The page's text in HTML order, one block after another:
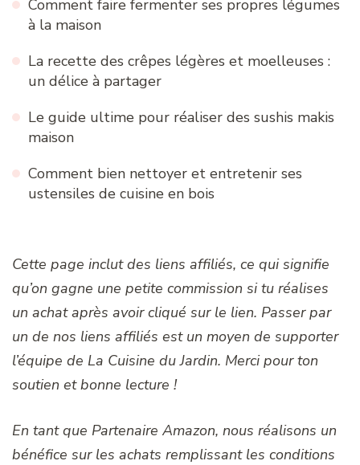
Comment faire fermenter ses propres légumes
à la maison
La recette des crêpes légères et moelleuses :
un délice à partager
Le guide ultime pour réaliser des sushis makis
maison
Comment bien nettoyer et entretenir ses
ustensiles de cuisine en bois
Cette page inclut des liens affiliés, ce qui signifie
qu’on gagne une petite commission si tu réalises
un achat après avoir cliqué sur le lien. Passer par
un de nos liens affiliés est un moyen de supporter
l’équipe de La Cuisine du Jardin. Merci pour ton
soutien et bonne lecture !
En tant que Partenaire Amazon, nous réalisons un
bénéfice sur les achats remplissant les conditions